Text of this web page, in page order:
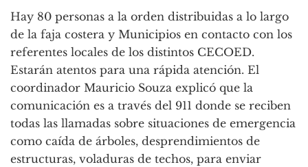
Hay 80 personas a la orden distribuidas a lo largo
de la faja costera y Municipios en contacto con los
referentes locales de los distintos CECOED.
Estarán atentos para una rápida atención. El
coordinador Mauricio Souza explicó que la
comunicación es a través del 911 donde se reciben
todas las llamadas sobre situaciones de emergencia
como caída de árboles, desprendimientos de
estructuras, voladuras de techos, para enviar